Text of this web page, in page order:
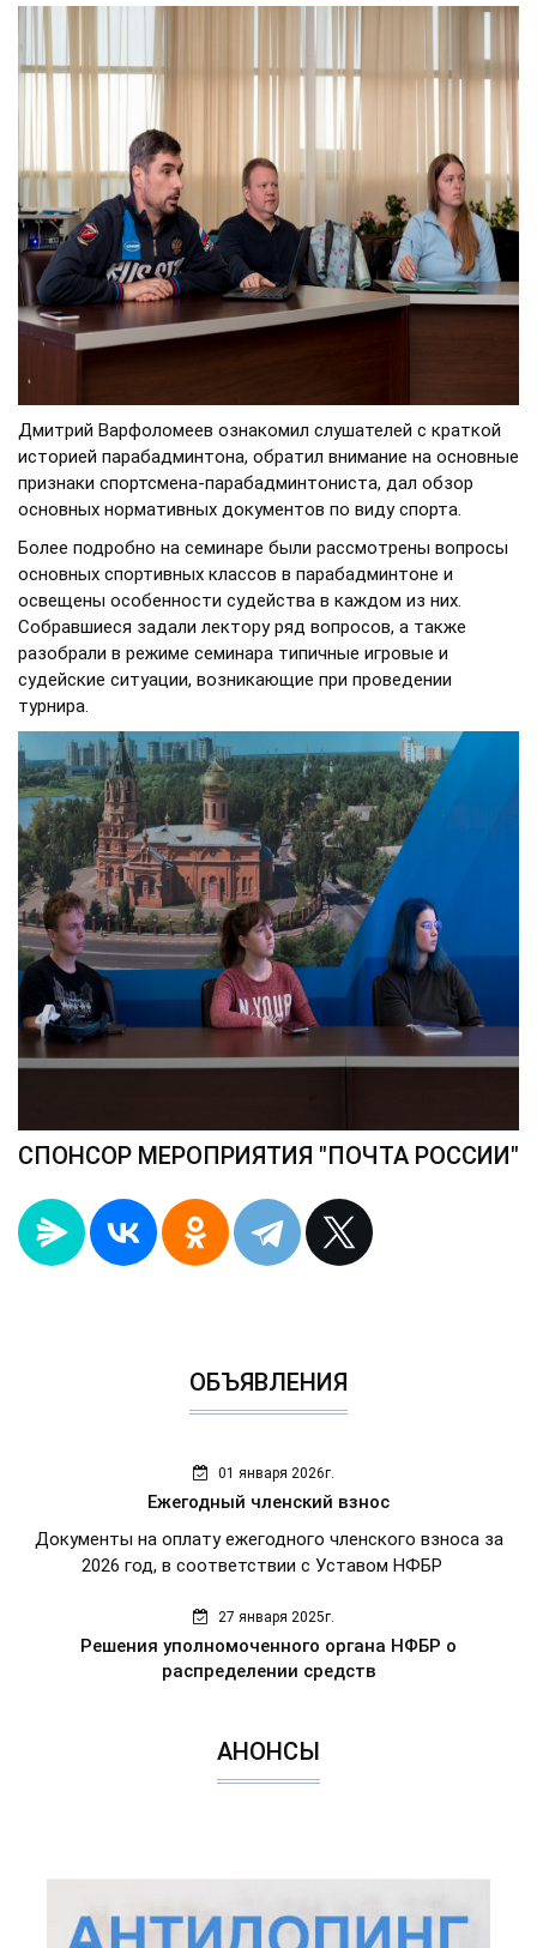
Дмитрий Варфоломеев ознакомил слушателей с краткой
историей парабадминтона, обратил внимание на основные
признаки спортсмена-парабадминтониста, дал обзор
основных нормативных документов по виду спорта.
Более подробно на семинаре были рассмотрены вопросы
основных спортивных классов в парабадминтоне и
освещены особенности судейства в каждом из них.
Собравшиеся задали лектору ряд вопросов, а также
разобрали в режиме семинара типичные игровые и
судейские ситуации, возникающие при проведении
турнира.
СПОНСОР МЕРОПРИЯТИЯ "ПОЧТА РОССИИ"
ОБЪЯВЛЕНИЯ
01 января 2026г.
Ежегодный членский взнос
Документы на оплату ежегодного членского взноса за
2026 год, в соответствии с Уставом НФБР
27 января 2025г.
Решения уполномоченного органа НФБР о
распределении средств
АНОНСЫ